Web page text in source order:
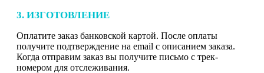
3. ИЗГОТОВЛЕНИЕ
Оплатите заказ банковской картой. После оплаты
получите подтверждение на email с описанием заказа.
Когда отправим заказ вы получите письмо с трек-
номером для отслеживания.